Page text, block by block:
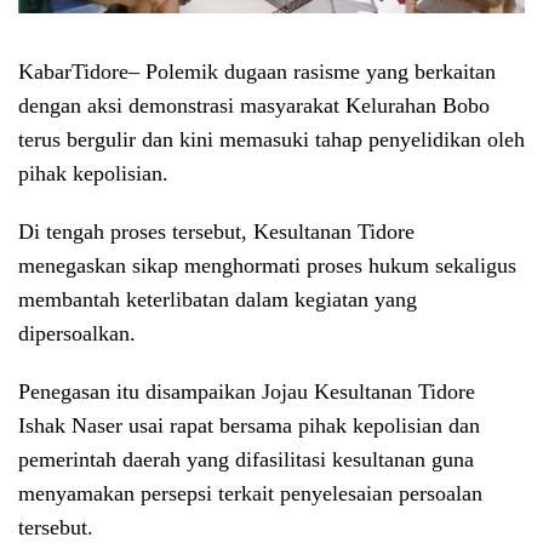
KabarTidore– Polemik dugaan rasisme yang berkaitan
dengan aksi demonstrasi masyarakat Kelurahan Bobo
terus bergulir dan kini memasuki tahap penyelidikan oleh
pihak kepolisian.
Di tengah proses tersebut, Kesultanan Tidore
menegaskan sikap menghormati proses hukum sekaligus
membantah keterlibatan dalam kegiatan yang
dipersoalkan.
Penegasan itu disampaikan Jojau Kesultanan Tidore
Ishak Naser usai rapat bersama pihak kepolisian dan
pemerintah daerah yang difasilitasi kesultanan guna
menyamakan persepsi terkait penyelesaian persoalan
tersebut.